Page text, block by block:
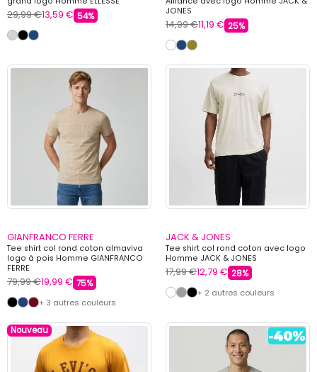
29,99 €13,59 € 54%
JONES
14,99 €11,19 € 25%
GIANFRANCO FERRE
Tee shirt col rond coton almaviva
logo à pois Homme GIANFRANCO
FERRE
79,99 €19,99 € 75%
+ 3 autres couleurs
JACK & JONES
Tee shirt col rond coton avec logo
Homme JACK & JONES
17,99 €12,79 € 28%
+ 2 autres couleurs
Nouveau